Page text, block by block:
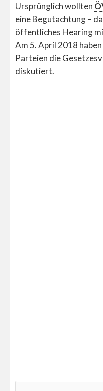
Ursprünglich wollten
eine Begutachtung –
öffentliches Hearing
Am 5. April 2018
Parteien die
diskutiert.